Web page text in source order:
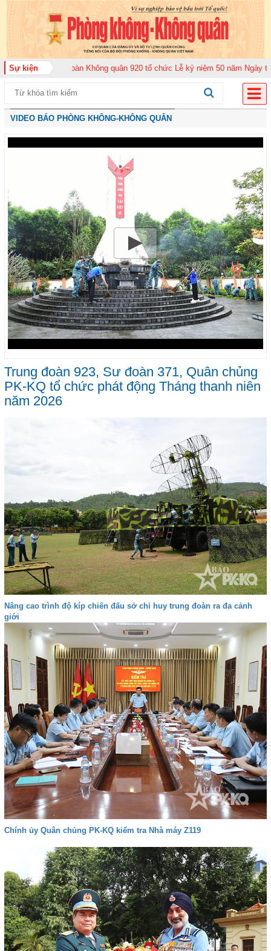
Sự kiện
đoàn Không quân 920 tổ chức Lễ kỷ niệm 50 năm Ngày truyền thống
VIDEO BÁO PHÒNG KHÔNG-KHÔNG QUÂN
Trung đoàn 923, Sư đoàn 371, Quân chủng
PK-KQ tổ chức phát động Tháng thanh niên
năm 2026
Nâng cao trình độ kíp chiến đấu sở chỉ huy trung đoàn ra đa cảnh
giới
Chính ủy Quân chủng PK-KQ kiểm tra Nhà máy Z119